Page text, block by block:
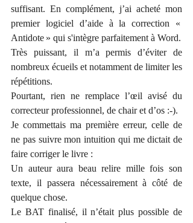
suffisant. En complément, j’ai acheté mon
premier logiciel d’aide à la correction «
Antidote » qui s'intègre parfaitement à Word.
Très puissant, il m’a permis d’éviter de
nombreux écueils et notamment de limiter les
répétitions.
Pourtant, rien ne remplace l’œil avisé du
correcteur professionnel, de chair et d’os :-).
Je commettais ma première erreur, celle de
ne pas suivre mon intuition qui me dictait de
faire corriger le livre :
Un auteur aura beau relire mille fois son
texte, il passera nécessairement à côté de
quelque chose.
Le BAT finalisé, il n’était plus possible de